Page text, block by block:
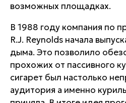
возможных площадках.
В 1988 году компания по
R.J. Reynolds начала
дыма. Это позволило
прохожих от пассивного
сигарет был настолько
аудитория а именно